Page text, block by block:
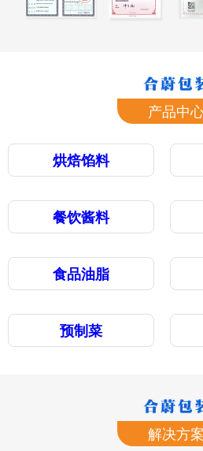
产品中
烘焙馅料
餐饮酱料
食品油脂
预制菜
解决方案